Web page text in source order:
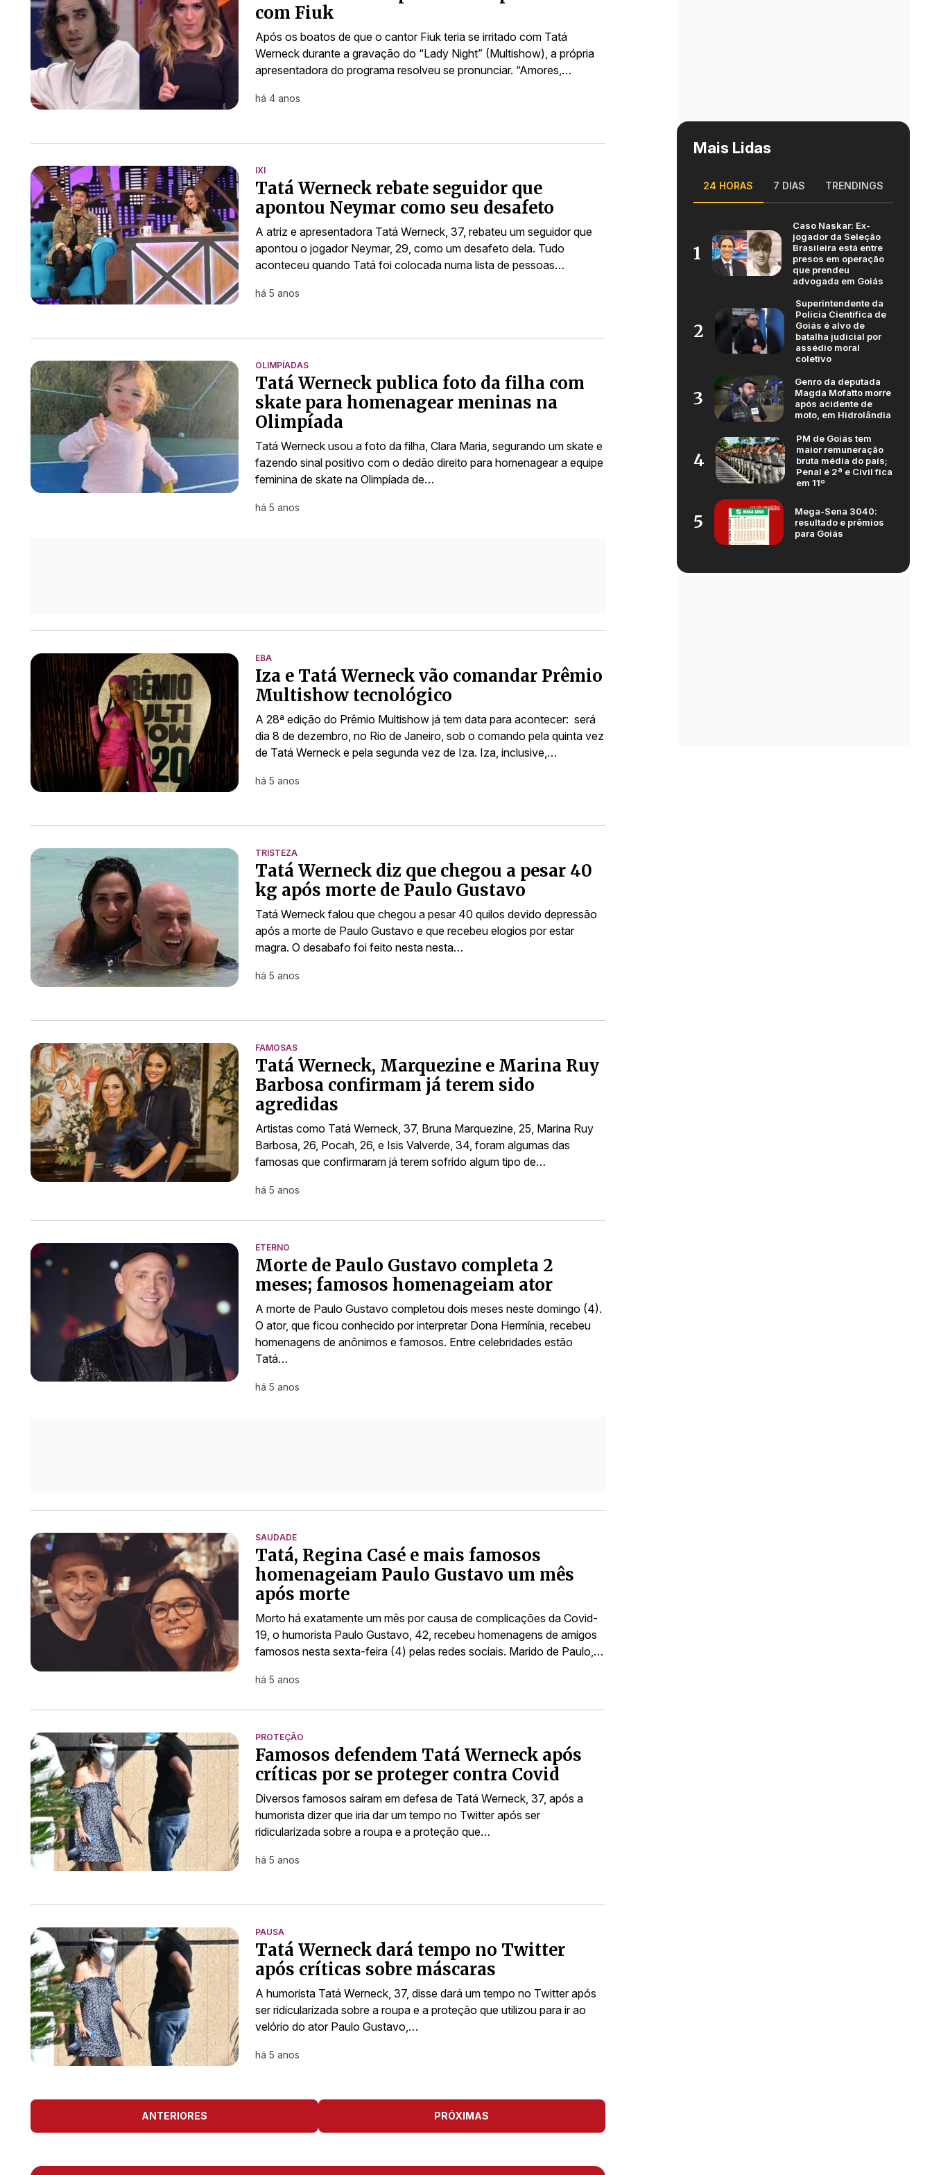
com Fiuk
Após os boatos de que o cantor Fiuk teria se irritado com Tatá
Werneck durante a gravação do “Lady Night” (Multishow), a própria
apresentadora do programa resolveu se pronunciar. “Amores,…
há 4 anos
IXI
Tatá Werneck rebate seguidor que
apontou Neymar como seu desafeto
A atriz e apresentadora Tatá Werneck, 37, rebateu um seguidor que
apontou o jogador Neymar, 29, como um desafeto dela. Tudo
aconteceu quando Tatá foi colocada numa lista de pessoas…
há 5 anos
OLIMPÍADAS
Tatá Werneck publica foto da filha com
skate para homenagear meninas na
Olimpíada
Tatá Werneck usou a foto da filha, Clara Maria, segurando um skate e
fazendo sinal positivo com o dedão direito para homenagear a equipe
feminina de skate na Olimpíada de…
há 5 anos
EBA
Iza e Tatá Werneck vão comandar Prêmio
Multishow tecnológico
A 28ª edição do Prêmio Multishow já tem data para acontecer: será
dia 8 de dezembro, no Rio de Janeiro, sob o comando pela quinta vez
de Tatá Werneck e pela segunda vez de Iza. Iza, inclusive,…
há 5 anos
TRISTEZA
Tatá Werneck diz que chegou a pesar 40
kg após morte de Paulo Gustavo
Tatá Werneck falou que chegou a pesar 40 quilos devido depressão
após a morte de Paulo Gustavo e que recebeu elogios por estar
magra. O desabafo foi feito nesta nesta…
há 5 anos
FAMOSAS
Tatá Werneck, Marquezine e Marina Ruy
Barbosa confirmam já terem sido
agredidas
Artistas como Tatá Werneck, 37, Bruna Marquezine, 25, Marina Ruy
Barbosa, 26, Pocah, 26, e Isis Valverde, 34, foram algumas das
famosas que confirmaram já terem sofrido algum tipo de…
há 5 anos
ETERNO
Morte de Paulo Gustavo completa 2
meses; famosos homenageiam ator
A morte de Paulo Gustavo completou dois meses neste domingo (4).
O ator, que ficou conhecido por interpretar Dona Hermínia, recebeu
homenagens de anônimos e famosos. Entre celebridades estão
Tatá…
há 5 anos
SAUDADE
Tatá, Regina Casé e mais famosos
homenageiam Paulo Gustavo um mês
após morte
Morto há exatamente um mês por causa de complicações da Covid-
19, o humorista Paulo Gustavo, 42, recebeu homenagens de amigos
famosos nesta sexta-feira (4) pelas redes sociais. Marido de Paulo,…
há 5 anos
PROTEÇÃO
Famosos defendem Tatá Werneck após
críticas por se proteger contra Covid
Diversos famosos saíram em defesa de Tatá Werneck, 37, após a
humorista dizer que iria dar um tempo no Twitter após ser
ridicularizada sobre a roupa e a proteção que…
há 5 anos
PAUSA
Tatá Werneck dará tempo no Twitter
após críticas sobre máscaras
A humorista Tatá Werneck, 37, disse dará um tempo no Twitter após
ser ridicularizada sobre a roupa e a proteção que utilizou para ir ao
velório do ator Paulo Gustavo,…
há 5 anos
ANTERIORES PRÓXIMAS
Mais Lidas
24 HORAS 7 DIAS TRENDINGS
1
Caso Naskar: Ex-
jogador da Seleção
Brasileira está entre
presos em operação
que prendeu
advogada em Goiás
2
Superintendente da
Polícia Científica de
Goiás é alvo de
batalha judicial por
assédio moral
coletivo
3
Genro da deputada
Magda Mofatto morre
após acidente de
moto, em Hidrolândia
4
PM de Goiás tem
maior remuneração
bruta média do país;
Penal é 2ª e Civil fica
em 11º
5
Mega-Sena 3040:
resultado e prêmios
para Goiás